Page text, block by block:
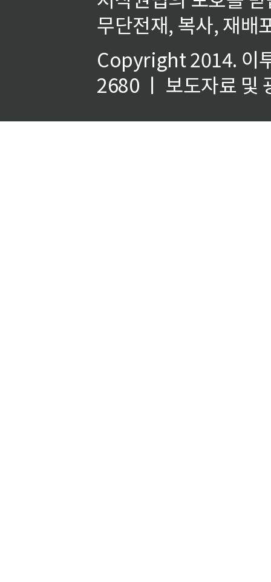
무단전재, 복사, 재배
Copyright 2014. 이
2680 ㅣ 보도자료